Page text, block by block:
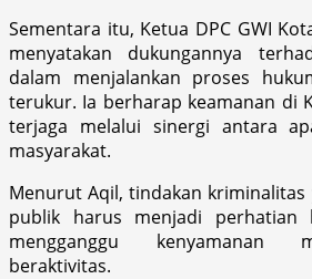
Sementara itu, Ketua DPC GWI
menyatakan dukungannya
dalam menjalankan proses
terukur. Ia berharap keamanan di
terjaga melalui sinergi antara
masyarakat.
Menurut Aqil, tindakan
publik harus menjadi perhatian
mengganggu kenyamanan
beraktivitas.